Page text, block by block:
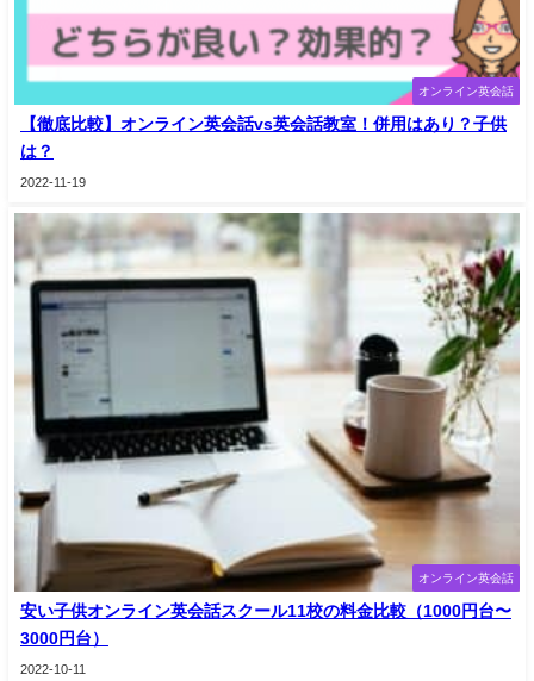
オンライン英会話
【徹底比較】オンライン英会話vs英会話教室！併用はあり？子供
は？
2022-11-19
オンライン英会話
安い子供オンライン英会話スクール11校の料金比較（1000円台〜
3000円台）
2022-10-11